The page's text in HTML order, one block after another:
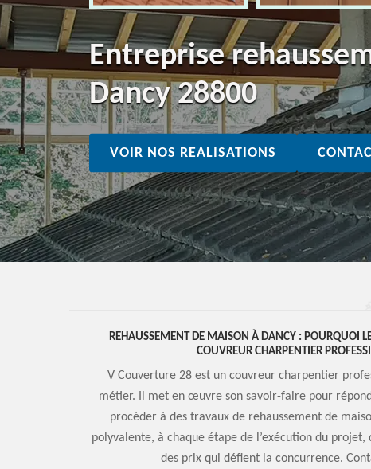
Entreprise
Dancy 28800
VOIR NOS REALISATIONS
REHAUSSEMENT DE MAISON À DANCY : POURQUOI
COUVREUR CHARPENTIER
V Couverture 28 est un couvreur charpentier
métier. Il met en œuvre son savoir-faire pour
procéder à des travaux de rehaussement de
polyvalente, à chaque étape de l’exécution du
des prix qui défient la concurrence.